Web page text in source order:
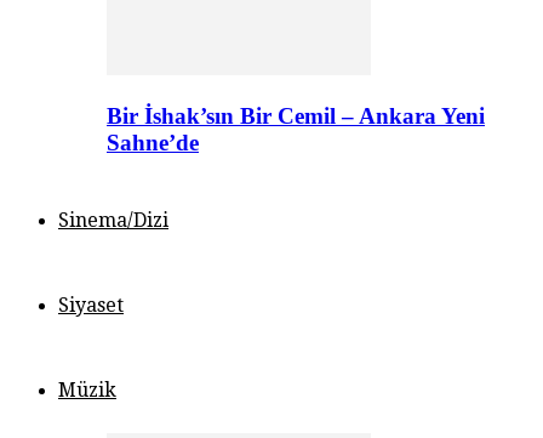
Bir İshak’sın Bir Cemil – Ankara Yeni
Sahne’de
Sinema/Dizi
Siyaset
Müzik